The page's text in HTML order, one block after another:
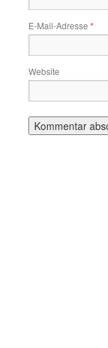
E-Mail-Adresse *
Website